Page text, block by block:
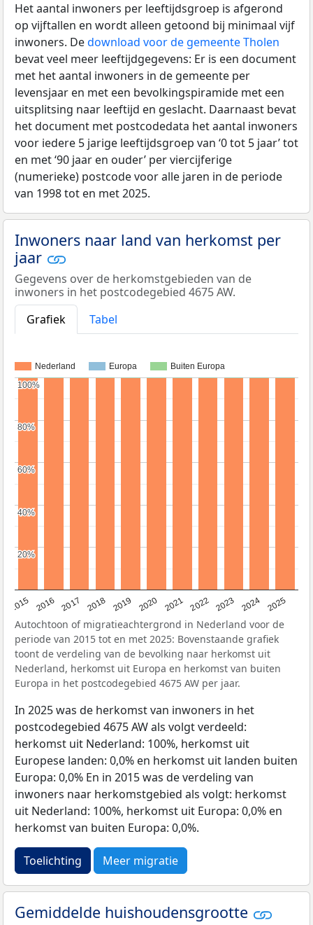
Het aantal inwoners per leeftijdsgroep is afgerond
op vijftallen en wordt alleen getoond bij minimaal vijf
inwoners. Dedownload voor de gemeente Tholen
bevat veel meer leeftijdgegevens: Er is een document
met het aantal inwoners in de gemeente per
levensjaar en met een bevolkingspiramide met een
uitsplitsing naar leeftijd en geslacht. Daarnaast bevat
het document met postcodedata het aantal inwoners
voor iedere 5 jarige leeftijdsgroep van ‘0 tot 5 jaar’ tot
en met ‘90 jaar en ouder’ per viercijferige
(numerieke) postcode voor alle jaren in de periode
van 1998 tot en met 2025.
Inwoners naar land van herkomst per
jaar
Gegevens over de herkomstgebieden van de
inwoners in het postcodegebied 4675 AW.
Grafiek
Tabel
Nederland Europa Buiten Europa
2015 2016 2017 2018 2019 2020 2021 2022 2023 2024 2025
20%
20%
40%
40%
60%
60%
80%
80%
100%
100%
Autochtoon of migratieachtergrond in Nederland voor de
periode van 2015 tot en met 2025: Bovenstaande grafiek
toont de verdeling van de bevolking naar herkomst uit
Nederland, herkomst uit Europa en herkomst van buiten
Europa in het postcodegebied 4675 AW per jaar.
In 2025 was de herkomst van inwoners in het
postcodegebied 4675 AW als volgt verdeeld:
herkomst uit Nederland: 100%, herkomst uit
Europese landen: 0,0% en herkomst uit landen buiten
Europa: 0,0% En in 2015 was de verdeling van
inwoners naar herkomstgebied als volgt: herkomst
uit Nederland: 100%, herkomst uit Europa: 0,0% en
herkomst van buiten Europa: 0,0%.
Toelichting Meer migratie
Gemiddelde huishoudensgrootte